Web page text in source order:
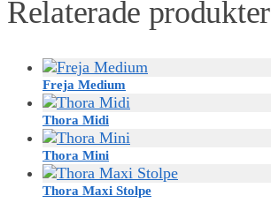
Relaterade produkter
Freja Medium
Thora Midi
Thora Mini
Thora Maxi Stolpe